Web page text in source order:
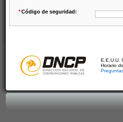
*Código de seguridad:
E.E.U.U.
Horario